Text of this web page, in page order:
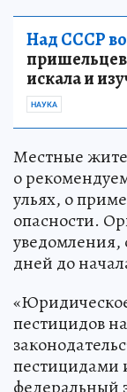
Над СССР
искала и
НАУКА
Местные
о
ульях, о
опасности.
уведомления,
дней до
пестицидов
пестицидами
федеральный